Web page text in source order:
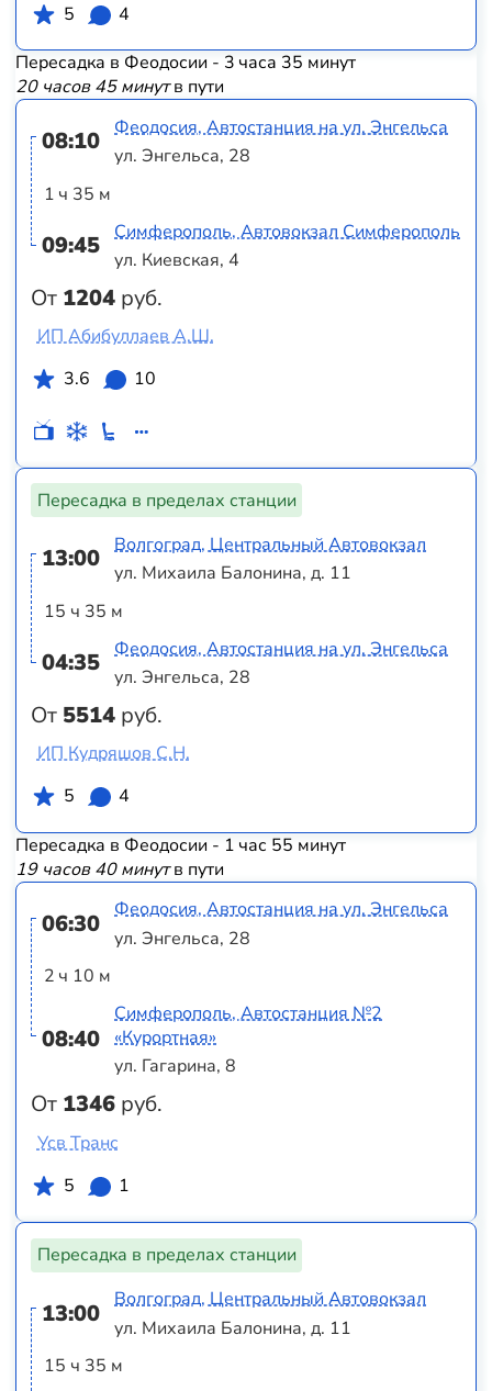
5
4
Пересадка в Феодосии - 3 часа 35 минут
20 часов 45 минутв пути
08:10
1 ч 35 м
09:45
От 1204 руб.
Феодосия, Автостанция на ул. Энгельса
ул. Энгельса, 28
Симферополь, Автовокзал Симферополь
ул. Киевская, 4
ИП Абибуллаев А.Ш.
3.6
10
Пересадка в пределах станции
13:00
15 ч 35 м
04:35
От 5514 руб.
Волгоград, Центральный Автовокзал
ул. Михаила Балонина, д. 11
Феодосия, Автостанция на ул. Энгельса
ул. Энгельса, 28
ИП Кудряшов С.Н.
5
4
Пересадка в Феодосии - 1 час 55 минут
19 часов 40 минутв пути
06:30
2 ч 10 м
08:40
От 1346 руб.
Феодосия, Автостанция на ул. Энгельса
ул. Энгельса, 28
Симферополь, Автостанция №2
«Курортная»
ул. Гагарина, 8
Усв Транс
5
1
Пересадка в пределах станции
13:00
15 ч 35 м
Волгоград, Центральный Автовокзал
ул. Михаила Балонина, д. 11